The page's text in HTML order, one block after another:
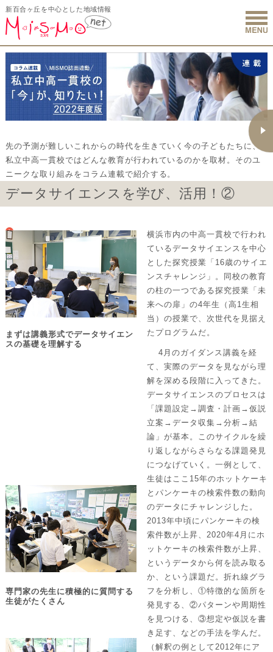
新百合ヶ丘を中心とした地域情報
新百合ヶ
先の予測が難しいこれからの時代を生きていく今の子どもたちに、
私立中高一貫校ではどんな教育が行われているのかを取材。そのユ
ニークな取り組みをコラム連載で紹介する。
データサイエンスを学び、活用！②
まずは講義形式でデータサイエン
スの基礎を理解する
専門家の先生に積極的に質問する
生徒がたくさん
横浜市内の中高一貫校で行われ
ているデータサイエンスを中心
とした探究授業「16歳のサイエ
ンスチャレンジ」。同校の教育
の柱の一つである探究授業「未
来への扉」の4年生（高1生相
当）の授業で、次世代を見据え
たプログラムだ。
4月のガイダンス講義を経
て、実際のデータを見ながら理
解を深める段階に入ってきた。
データサイエンスのプロセスは
「課題設定→調査・計画→仮説
立案→データ収集→分析→結
論」が基本。このサイクルを繰
り返しながらさらなる課題発見
につなげていく。一例として、
生徒はここ15年のホットケーキ
とパンケーキの検索件数の動向
のデータにチャレンジした。
2013年中頃にパンケーキの検
索件数が上昇、2020年4月にホ
ットケーキの検索件数が上昇、
というデータから何を読み取る
か、という課題だ。折れ線グラ
フを分析し、①特徴的な箇所を
発見する、②パターンや周期性
を見つける、③想定や仮説を書
き足す、などの手法を学んだ。
（解釈の例として2012年にア